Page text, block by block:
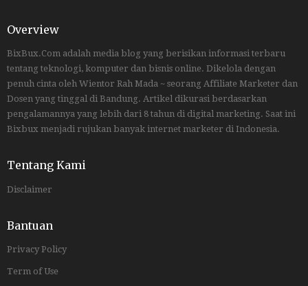
Overview
BixBux.Com adalah media blog yang berisikan informasi terbaru
tentang teknologi, komputer dan bisnis online. Dikelola dengan
penuh cinta oleh Wientor Rah Mada ~ seorang Affiliate Marketer dan
Dosen yang tinggal di Bandung. Artikel dikurasi berdasarkan
pengalamannya yang lebih dari 8 tahun di digital marketing. Saat ini
Bixbux menjadi rujukan banyak internet marketer di Indonesia.
Tentang Kami
Disclaimer
Bantuan
Privacy Policy
Term of Use